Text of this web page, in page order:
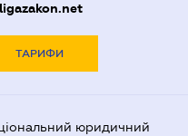
ligazakon.net
ТАРИФИ
юридичний